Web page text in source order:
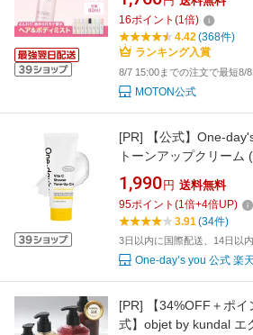
り 香水 韓国 レディー
ト プレゼント 80ml
16ポイント (1倍)
4.42(368件)
ランキング入賞
8/7 15:00までの注文で最短8/
MOTON公式
[PR]
【公式】One-
トーンアップクリーム
保湿 ボディクリーム
タミン ブライトニング
ランキング 毎日 効果
ー わんでいずゆー
1,990 円 送料無料
95ポイント (1倍+4倍UP)
3.91(34件)
3日以内に国際配送、14日以
One-day’s you 公式 楽
[PR]
【34%OFF＋ポ
式】objet by kundal エ